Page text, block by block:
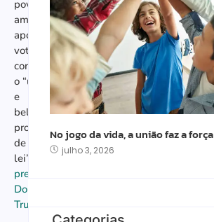
povo
americano”
após
votar
contra
o “único
e
belo
projeto
de
lei”
presidente
Donald
Trump
No jogo da vida, a união faz a força
julho 3, 2026